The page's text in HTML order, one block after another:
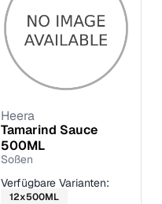
Heera
Tamarind Sauce
500ML
Soßen
Verfügbare Varianten:
12x500ML